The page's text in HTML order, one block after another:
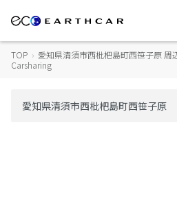
TOP › 愛知県清須市西枇杷島町西笹子原
Carsharing